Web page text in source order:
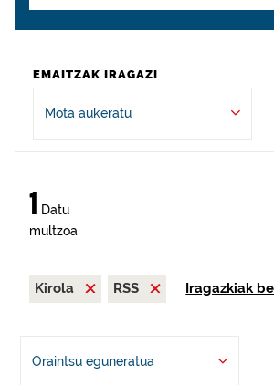
EMAITZAK IRAGAZI
Mota aukeratu
1 Datu
multzoa
Kirola RSS Iragazkiak
Oraintsu eguneratua